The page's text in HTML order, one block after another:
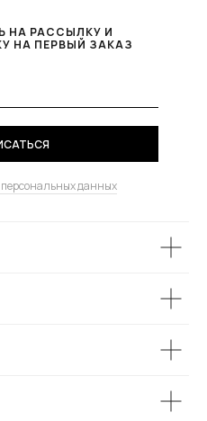
НА РАССЫЛКУ И
НА ПЕРВЫЙ ЗАКАЗ
персональных данных